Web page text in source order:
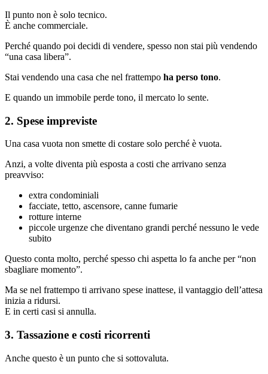
Il punto non è solo tecnico.
È anche commerciale.
Perché quando poi decidi di vendere, spesso non stai più vendendo
“una casa libera”.
Stai vendendo una casa che nel frattempo ha perso tono.
E quando un immobile perde tono, il mercato lo sente.
2. Spese impreviste
Una casa vuota non smette di costare solo perché è vuota.
Anzi, a volte diventa più esposta a costi che arrivano senza
preavviso:
extra condominiali
facciate, tetto, ascensore, canne fumarie
rotture interne
piccole urgenze che diventano grandi perché nessuno le vede
subito
Questo conta molto, perché spesso chi aspetta lo fa anche per “non
sbagliare momento”.
Ma se nel frattempo ti arrivano spese inattese, il vantaggio dell’attesa
inizia a ridursi.
E in certi casi si annulla.
3. Tassazione e costi ricorrenti
Anche questo è un punto che si sottovaluta.